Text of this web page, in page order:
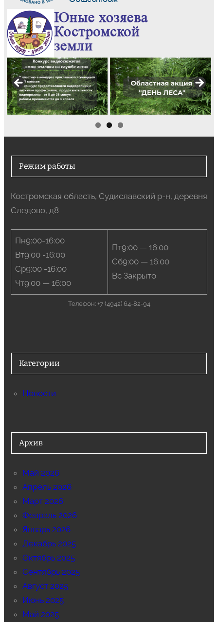
Режим работы
Костромская область, Судиславский р-н, деревня
Следово, д8
Пн9:00-16:00
Вт9:00 -16:00
Ср9:00 -16:00
Чт9:00 — 16:00
Пт9:00 — 16:00
Сб9:00 — 16:00
Вс Закрыто
Телефон: +7 (4942) 64-82-94
Категории
Новости
Архив
Май 2026
Апрель 2026
Март 2026
Февраль 2026
Январь 2026
Декабрь 2025
Октябрь 2025
Сентябрь 2025
Август 2025
Июнь 2025
Май 2025